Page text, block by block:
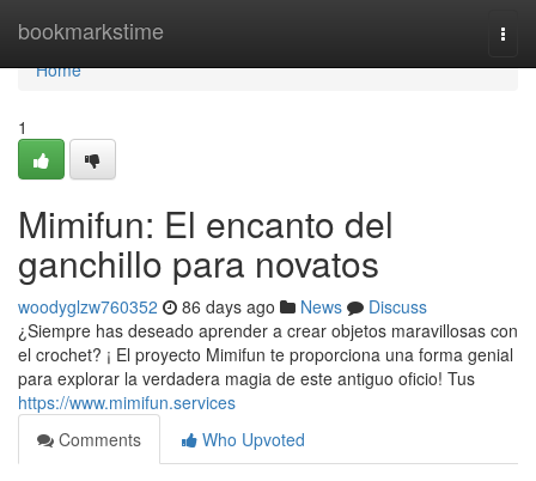
bookmarkstime
Home
Home
1
Mimifun: El encanto del
ganchillo para novatos
woodyglzw760352 86 days ago News
Discuss
¿Siempre has deseado aprender a crear objetos maravillosas con
el crochet? ¡ El proyecto Mimifun te proporciona una forma genial
para explorar la verdadera magia de este antiguo oficio! Tus
https://www.mimifun.services
Comments
Who Upvoted